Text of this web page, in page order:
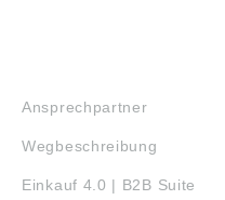
Ansprechpartner
Wegbeschreibung
Einkauf 4.0 | B2B Suite